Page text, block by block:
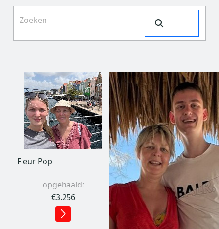
Fleur Pop
opgehaald:
€3.256